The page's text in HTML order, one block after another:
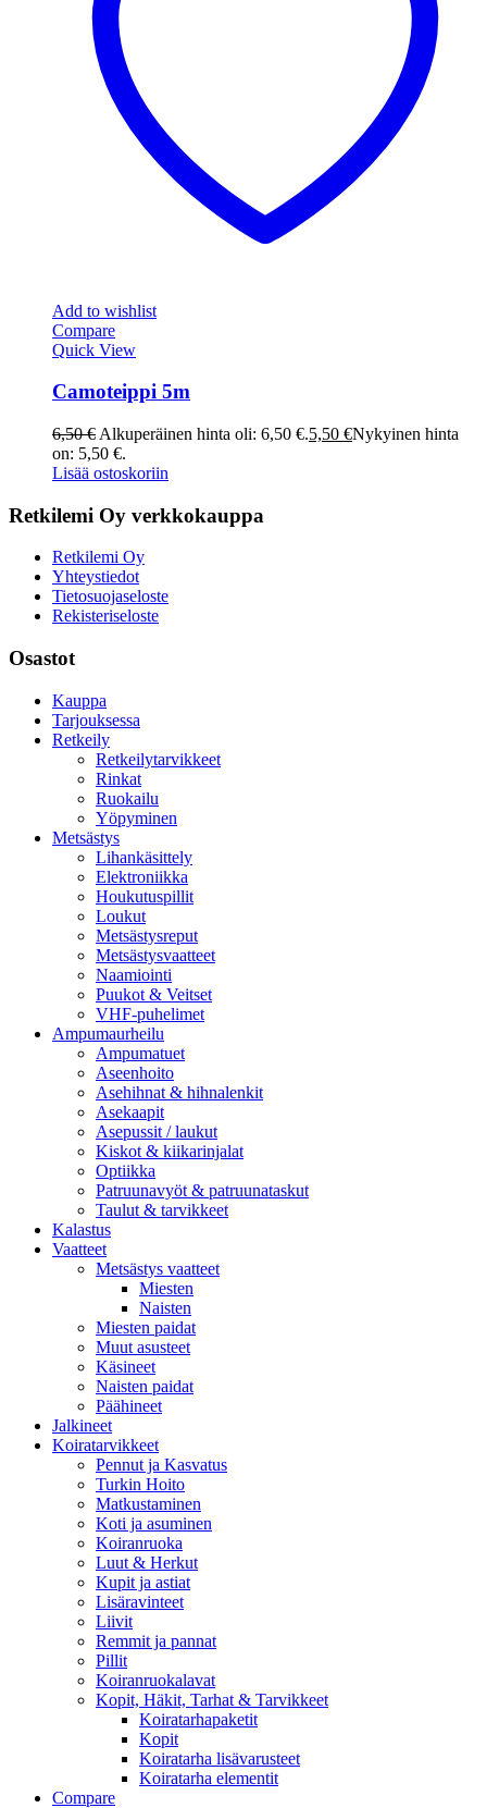
Add to wishlist
Compare
Quick View
Camoteippi 5m
6,50€ Alkuperäinen hinta oli: 6,50 €.5,50 €Nykyinen hinta
on: 5,50 €.
Lisää ostoskoriin
Retkilemi Oy verkkokauppa
Retkilemi Oy
Yhteystiedot
Tietosuojaseloste
Rekisteriseloste
Osastot
Kauppa
Tarjouksessa
Retkeily
Retkeilytarvikkeet
Rinkat
Ruokailu
Yöpyminen
Metsästys
Lihankäsittely
Elektroniikka
Houkutuspillit
Loukut
Metsästysreput
Metsästysvaatteet
Naamiointi
Puukot & Veitset
VHF-puhelimet
Ampumaurheilu
Ampumatuet
Aseenhoito
Asehihnat & hihnalenkit
Asekaapit
Asepussit / laukut
Kiskot & kiikarinjalat
Optiikka
Patruunavyöt & patruunataskut
Taulut & tarvikkeet
Kalastus
Vaatteet
Metsästys vaatteet
Miesten
Naisten
Miesten paidat
Muut asusteet
Käsineet
Naisten paidat
Päähineet
Jalkineet
Koiratarvikkeet
Pennut ja Kasvatus
Turkin Hoito
Matkustaminen
Koti ja asuminen
Koiranruoka
Luut & Herkut
Kupit ja astiat
Lisäravinteet
Liivit
Remmit ja pannat
Pillit
Koiranruokalavat
Kopit, Häkit, Tarhat & Tarvikkeet
Koiratarhapaketit
Kopit
Koiratarha lisävarusteet
Koiratarha elementit
Compare